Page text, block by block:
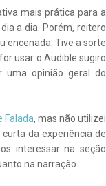
mais prática para a
a dia. Porém, reitero
encenada. Tive a sorte
usar o Audible sugiro
uma opinião geral do
Falada, mas não utilizei
da experiência de
interessar na seção
na narração.